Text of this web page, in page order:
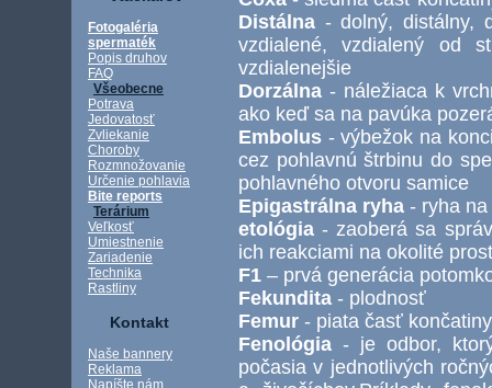
Fotogaléria
spermaték
Popis druhov
FAQ
Všeobecne
Potrava
Jedovatosť
Zvliekanie
Choroby
Rozmnožovanie
Určenie pohlavia
Bite reports
Terárium
Veľkosť
Umiestnenie
Zariadenie
Technika
Rastliny
Kontakt
Naše bannery
Reklama
Napíšte nám
Distálna - dolný, distálny,
vzdialené, vzdialený od
vzdialenejšie
Dorzálna - náležiaca k
ako keď sa na pavúka
Embolus - výbežok na
cez pohlavnú štrbinu do
pohlavného otvoru samice
Epigastrálna ryha - ryha
etológia - zaoberá sa
ich reakciami na okolité
F1 – prvá generácia
Fekundita - plodnosť
Femur - piata časť
Fenológia - je odbor,
počasia v jednotlivých